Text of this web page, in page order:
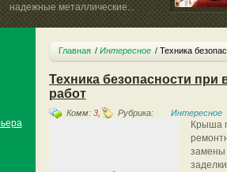
надежные металлические...
домов
Главная Интересное Техника
Техника безопасности
работ
Комм: 3, Рубрика: Интересное
Крыша
замены